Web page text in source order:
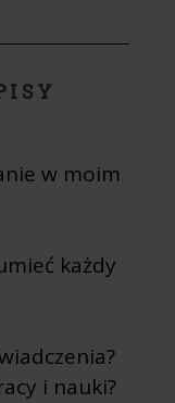
w moim
każdy
i nauki?